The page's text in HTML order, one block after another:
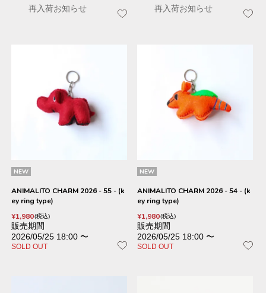
再入荷お知らせ 再入荷お知らせ
NEW
ANIMALITO CHARM 2026 - 55 - (k
ey ring type)
¥1,980 税込
販売期間
2026/05/25 18:00 〜
SOLD OUT
NEW
ANIMALITO CHARM 2026 - 54 - (k
ey ring type)
¥1,980 税込
販売期間
2026/05/25 18:00 〜
SOLD OUT